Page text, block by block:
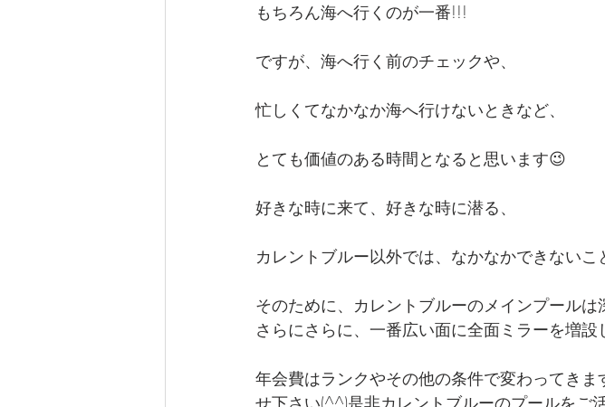
もちろん海へ行くのが一番!!!
ですが、海へ行く前のチェックや、
忙しくてなかなか海へ行けないときなど、
とても価値のある時間となると思います😉
好きな時に来て、好きな時に潜る、
カレントブルー以外では、なかなかできない
そのために、カレントブルーのメインプールは
さらにさらに、一番広い面に全面ミラーを増設
年会費はランクやその他の条件で変わってき
せ下さい(^^)是非カレントブルーのプールをご